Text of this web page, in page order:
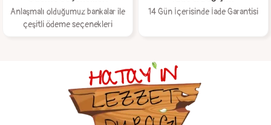
Gönder
Anlaşmalı olduğumuz bankalar ile
çeşitli ödeme seçenekleri
14 Gün İçerisinde İade Garantisi